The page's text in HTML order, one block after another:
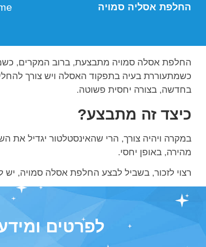
החלפת אסליה סמויה
החלפת אסלה סמויה מתבצעת, ברוב המקרים,
כשמתעוררת בעיה בתפקוד האסלה ויש צורך
בחדשה, בצורה יחסית פשוטה.
כיצד זה מתבצע?
במקרה ויהיה צורך, הרי שהאינסטלטור יגדיל
מהירה, באופן יחסי.
רצוי לזכור, בשביל לבצע החלפת אסלה סמויה,
לפרטים